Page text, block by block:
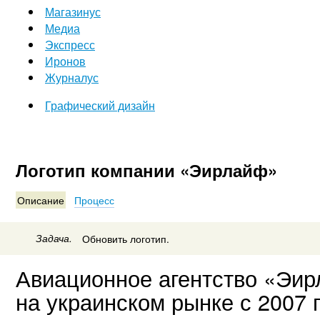
Магазинус
Медиа
Экспресс
Иронов
Журналус
Графический дизайн
Логотип компании «Эирлайф»
Описание Процесс
Задача. Обновить логотип.
Авиационное агентство
на украинском рынке с 2007